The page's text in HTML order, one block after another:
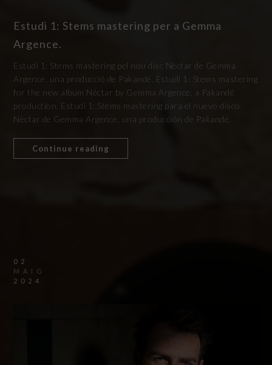
Estudi 1: Stems mastering per a Gemma
Argence.
Estudi 1: Stems mastering pel nou disc Nèctar de Gemma
Argence, una producció de Pakandé. Estudi 1: Stems mastering
for the new album Néctar by Gemma Argence, a Pakandé
production. Estudi 1: Stems mastering para el nuevo disco
Nèctar de Gemma Argence, una producción de Pakandé.
Continue reading
02
MAIG
2024